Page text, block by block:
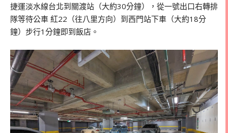
捷運淡水線台北到關渡站（大約30分鐘），從一號出口右轉排
隊等待公車 紅22（往八里方向）到西門站下車（大約18分
鐘）步行1分鐘即到飯店。